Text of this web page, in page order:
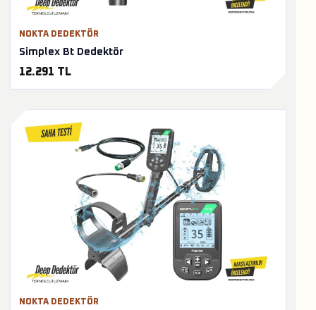
NOKTA DEDEKTÖR
Simplex Bt Dedektör
12.291 TL
NOKTA DEDEKTÖR